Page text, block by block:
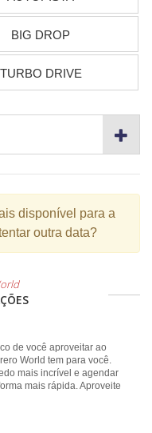
BIG DROP
TURBO DRIVE
disponível para a
outra data?
de você aproveitar ao
World tem para você.
mais incrível e agendar
mais rápida. Aproveite